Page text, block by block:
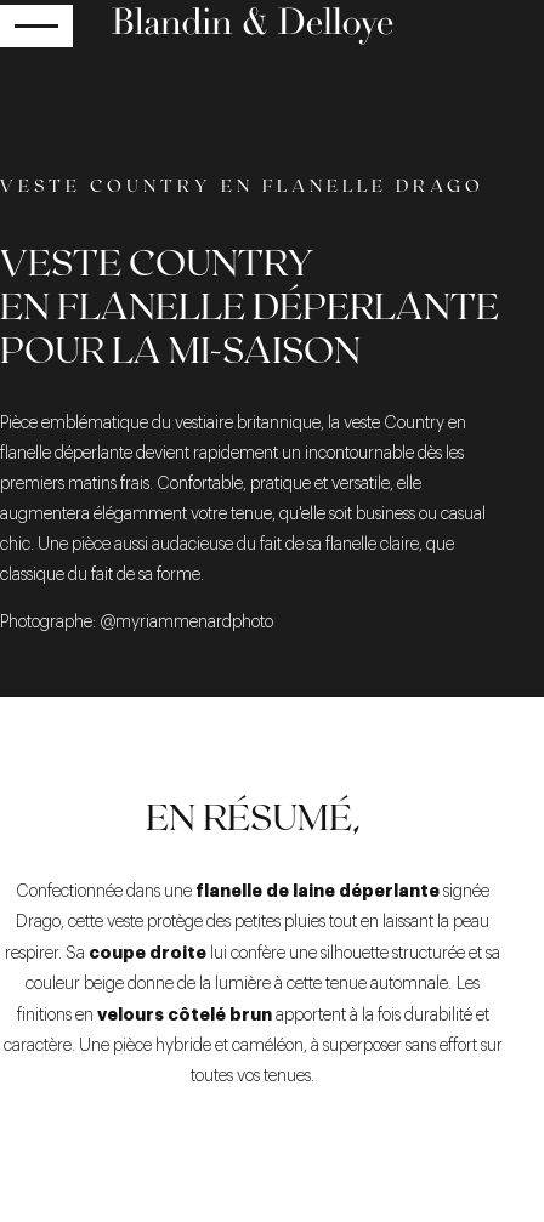
VESTE COUNTRY EN FLANELLE DRAGO
VESTE COUNTRY
EN FLANELLE DÉPERLANTE
POUR LA MI-SAISON
Pièce emblématique du vestiaire britannique, la veste Country en
flanelle déperlante devient rapidement un incontournable dès les
premiers matins frais. Confortable, pratique et versatile, elle
augmentera élégamment votre tenue, qu'elle soit business ou casual
chic. Une pièce aussi audacieuse du fait de sa flanelle claire, que
classique du fait de sa forme.
Photographe: @myriammenardphoto
EN RÉSUMÉ,
Confectionnée dans une flanelle de laine déperlante signée
Drago, cette veste protège des petites pluies tout en laissant la peau
respirer. Sa coupe droite lui confère une silhouette structurée et sa
couleur beige donne de la lumière à cette tenue automnale. Les
finitions en velours côtelé brunapportent à la fois durabilité et
caractère. Une pièce hybride et caméléon, à superposer sans effort sur
toutes vos tenues.